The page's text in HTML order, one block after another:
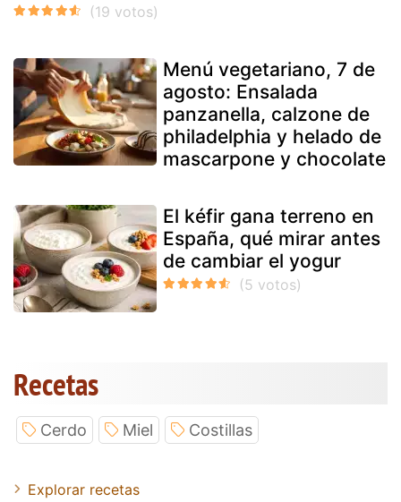
Menú vegetariano, 7 de
agosto: Ensalada
panzanella, calzone de
philadelphia y helado de
mascarpone y chocolate
El kéfir gana terreno en
España, qué mirar antes
de cambiar el yogur
Recetas
Cerdo Miel Costillas
Explorar recetas